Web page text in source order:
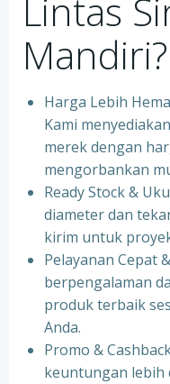
Lintas
Mandiri?
Harga Lebih
Kami
merek dengan
mengorbankan
Ready Stock &
diameter dan
kirim untuk
Pelayanan Cepat
berpengalaman
produk terbaik
Anda.
Promo &
keuntungan lebih